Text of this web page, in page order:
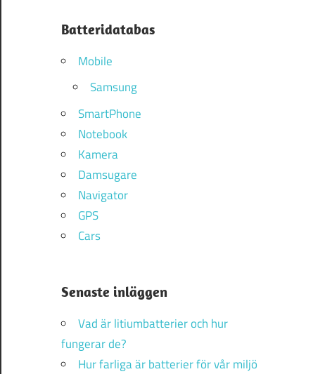
Batteridatabas
Mobile
Samsung
SmartPhone
Notebook
Kamera
Damsugare
Navigator
GPS
Cars
Senaste inläggen
Vad är litiumbatterier och hur
fungerar de?
Hur farliga är batterier för vår miljö